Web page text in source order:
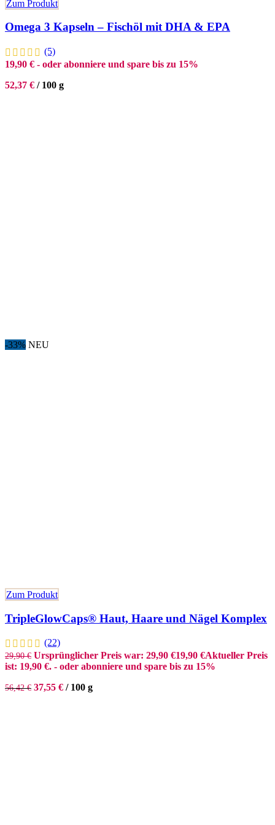
Zum Produkt
Omega 3 Kapseln – Fischöl mit DHA & EPA
(5)
19,90 € - oder abonniere und spare bis zu 15%
52,37 € / 100 g
-33% NEU
Zum Produkt
TripleGlowCaps® Haut, Haare und Nägel Komplex
(22)
29,90€ Ursprünglicher Preis war: 29,90 €19,90 €Aktueller Preis
ist: 19,90 €. - oder abonniere und spare bis zu 15%
56,42€ 37,55 € / 100 g